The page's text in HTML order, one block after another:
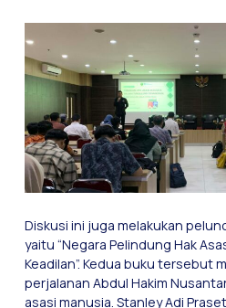
Diskusi ini juga melakukan
yaitu “Negara Pelindung Hak
Keadilan”. Kedua buku tersebut
perjalanan Abdul Hakim
asasi manusia. Stanley Adi